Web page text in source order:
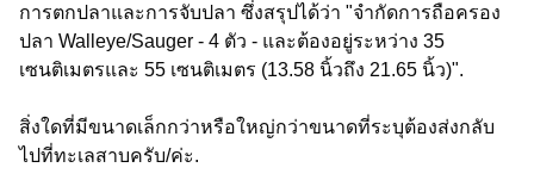
การตกปลาและการจับปลา ซึ่งสรุปได้ว่า "จำกัดการถือครอง
ปลา Walleye/Sauger - 4 ตัว - และต้องอยู่ระหว่าง 35
เซนติเมตรและ 55 เซนติเมตร (13.58 นิ้วถึง 21.65 นิ้ว)".
สิ่งใดที่มีขนาดเล็กกว่าหรือใหญ่กว่าขนาดที่ระบุต้องส่งกลับ
ไปที่ทะเลสาบครับ/ค่ะ.